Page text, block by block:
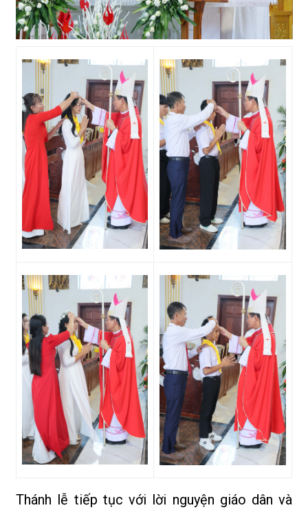
Thánh lễ tiếp tục với lời nguyện giáo dân và